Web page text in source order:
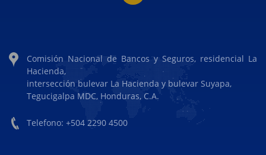
Comisión Nacional de Bancos y Seguros, residencial La
Hacienda,
intersección bulevar La Hacienda y bulevar Suyapa,
Tegucigalpa MDC, Honduras, C.A.
Telefono: +504 2290 4500